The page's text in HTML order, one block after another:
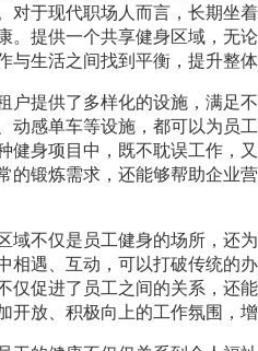
对于现代职场人而言，长期坐
。提供一个共享健身区域，无
与生活之间找到平衡，提升整体
户提供了多样化的设施，满足
动感单车等设施，都可以为员
健身项目中，既不耽误工作，
的锻炼需求，还能够帮助企业
域不仅是员工健身的场所，还
相遇、互动，可以打破传统的
仅促进了员工之间的关系，还
开放、积极向上的工作氛围，增